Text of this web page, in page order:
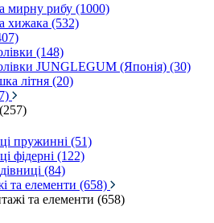
мирну рибу (1000)
хижака (532)
(148)
JUNGLEGUM (Японія) (30)
літня (20)
пружинні (51)
фідерні (122)
(84)
та елементи (658)
та елементи (658)